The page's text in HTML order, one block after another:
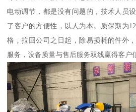
电动调节，都是没有问题的，技术人员
了客户的方便性，以人为本。质保期为
格，拉回公司之日起，除易损耗的件外
服务，设备质量与售后服务双线赢得客户